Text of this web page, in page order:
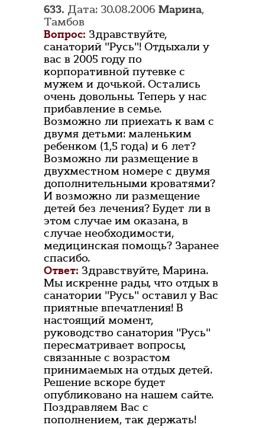
633. Дата: 30.08.2006 Марина,
Тамбов
Вопрос: Здравствуйте,
санаторий "Русь"! Отдыхали у
вас в 2005 году по
корпоративной путевке с
мужем и дочькой. Остались
очень довольны. Теперь у нас
прибавление в семье.
Возможно ли приехать к вам с
двумя детьми: маленьким
ребенком (1,5 года) и 6 лет?
Возможно ли размещение в
двухместном номере с двумя
дополнительными кроватями?
И возможно ли размещение
детей без лечения? Будет ли в
этом случае им оказана, в
случае необходимости,
медицинская помощь? Заранее
спасибо.
Ответ: Здравствуйте, Марина.
Мы искренне рады, что отдых в
санатории "Русь" оставил у Вас
приятные впечатления! В
настоящий момент,
руководство санатория "Русь"
пересматривает вопросы,
связанные с возрастом
принимаемых на отдых детей.
Решение вскоре будет
опубликовано на нашем сайте.
Поздравляем Вас с
пополнением, так держать!